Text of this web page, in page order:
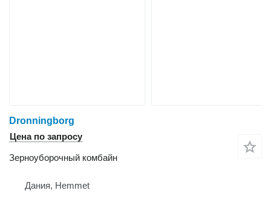
Dronningborg
Цена по запросу
Зерноуборочный комбайн
Дания, Hemmet